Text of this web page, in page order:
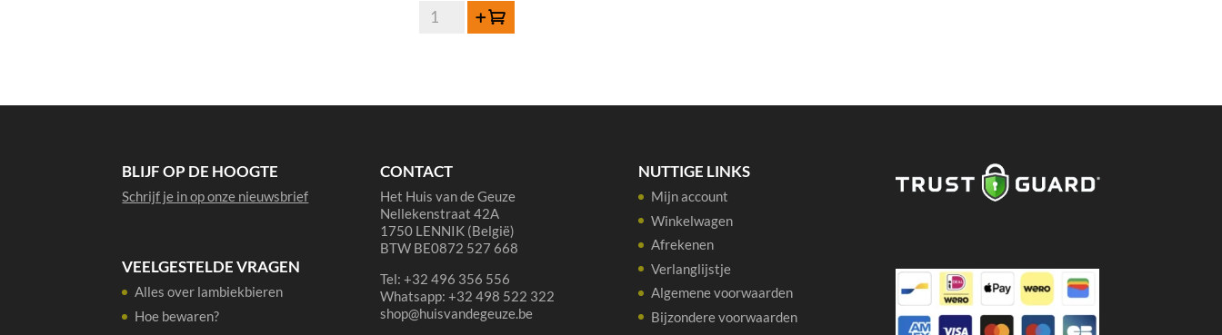
Geschenkdoos
Gronckel
Toevoegen
BLIJF OP DE HOOGTE
Schrijf je in op onze nieuwsbrief
VEELGESTELDE VRAGEN
Alles over lambiekbieren
Hoe bewaren?
CONTACT
Het Huis van de Geuze
Nellekenstraat 42A
1750 LENNIK (België)
BTW BE0872 527 668
Tel: +32 496 356 556
Whatsapp: +32 498 522 322
shop@huisvandegeuze.be
NUTTIGE LINKS
Mijn account
Winkelwagen
Afrekenen
Verlanglijstje
Algemene voorwaarden
Bijzondere voorwaarden